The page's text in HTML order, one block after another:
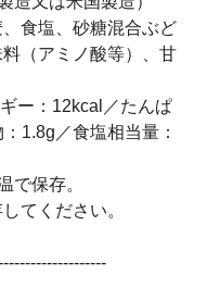
、食塩、砂糖混合ぶど
（アミノ酸等）、甘
ー：12kcal／たんぱ
1.8g／食塩相当量：
で保存。
てください。